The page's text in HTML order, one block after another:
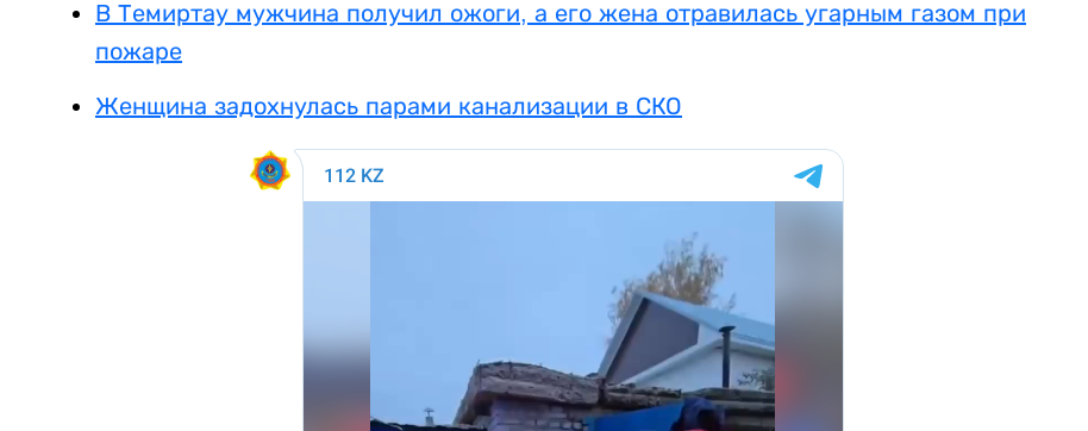
В Темиртау мужчина получил ожоги, а его жена отравилась угарным газом при
пожаре
Женщина задохнулась парами канализации в СКО